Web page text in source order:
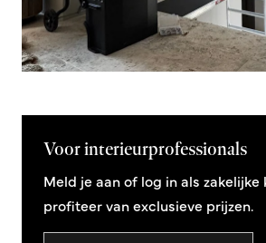
Voor interieurprofessionals
Meld je aan of log in als zakelijke
profiteer van exclusieve prijzen.